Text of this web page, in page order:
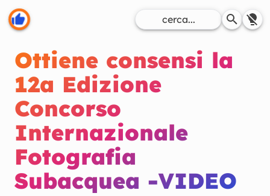
Ottiene consensi la
12a Edizione
Concorso
Internazionale
Fotografia
Subacquea -VIDEO